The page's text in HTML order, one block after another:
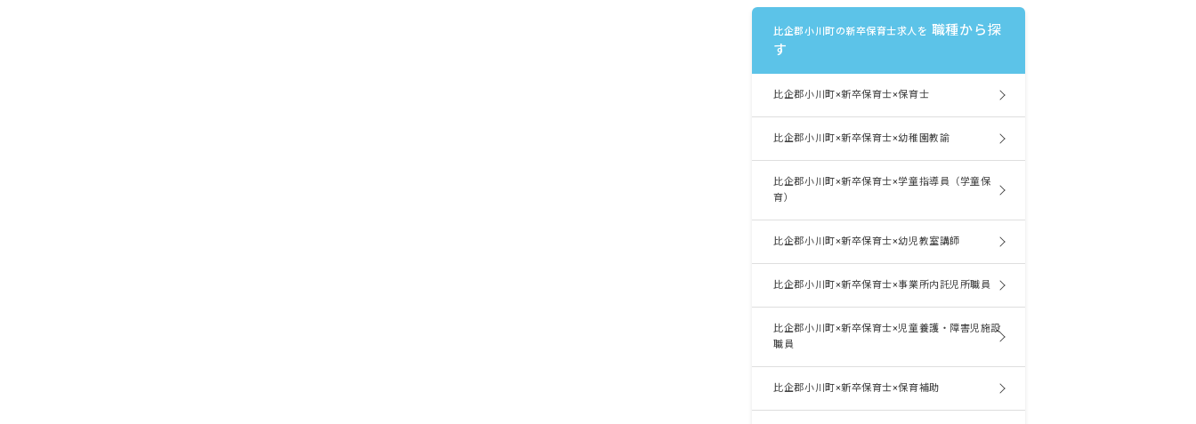
比企郡小川町の新卒保育士求人を 職種から探
す
比企郡小川町×新卒保育士×保育士
比企郡小川町×新卒保育士×幼稚園教諭
比企郡小川町×新卒保育士×学童指導員（学童保
育）
比企郡小川町×新卒保育士×幼児教室講師
比企郡小川町×新卒保育士×事業所内託児所職員
比企郡小川町×新卒保育士×児童養護・障害児施設
職員
比企郡小川町×新卒保育士×保育補助